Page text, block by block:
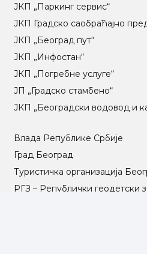
ЈКП „Паркинг сервис“
ЈКП Градско саобраћајно
ЈКП „Београд пут“
ЈКП „Инфостан“
ЈКП „Погребне услуге“
ЈП „Градско стамбено“
ЈКП „Београдски водовод и
Влада Републике Србије
Град Београд
Туристичка организација
РГЗ – Републички геодетски